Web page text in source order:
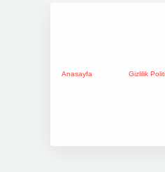
Anasayfa Gizlilik